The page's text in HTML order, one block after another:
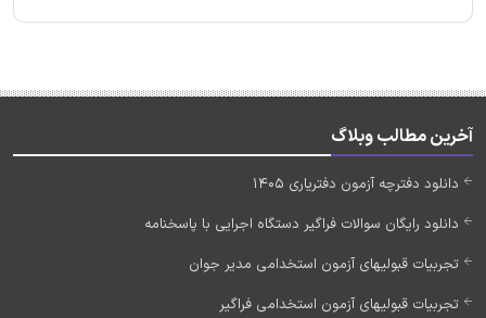
آخرین مطالب وبلاگ
دانلود دفترچه آزمون دفتریاری 1405
دانلود رایگان سوالات فراگیر دستگاه اجرایی با پاسخنامه
تجربیات قبولیهای آزمون استخدامی مدیر جوان
تجربیات قبولیهای آزمون استخدامی فراگیر